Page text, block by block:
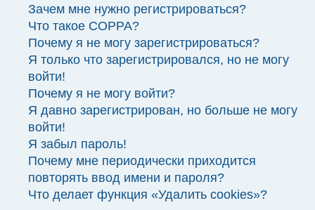
Зачем мне нужно регистрироваться?
Что такое COPPA?
Почему я не могу зарегистрироваться?
Я только что зарегистрировался, но не могу
войти!
Почему я не могу войти?
Я давно зарегистрирован, но больше не могу
войти!
Я забыл пароль!
Почему мне периодически приходится
повторять ввод имени и пароля?
Что делает функция «Удалить cookies»?